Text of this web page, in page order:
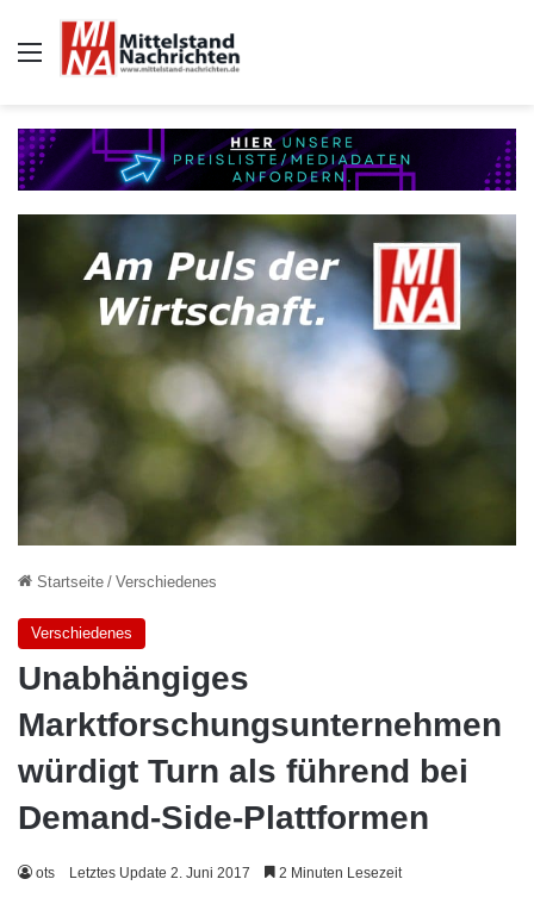
Auswahl
Startseite / Verschiedenes
Verschiedenes
Unabhängiges
Marktforschungsunternehmen
würdigt Turn als führend bei
Demand-Side-Plattformen
ots Letztes Update 2. Juni 2017 2 Minuten Lesezeit